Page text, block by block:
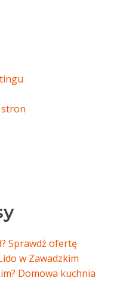
stron
Sprawdź ofertę
w Zawadzkim
Domowa kuchnia